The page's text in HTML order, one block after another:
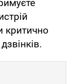
критично